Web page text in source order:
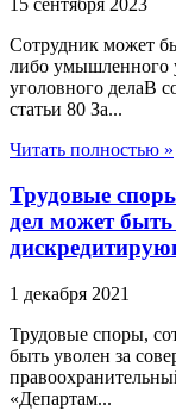
Сотрудник может
либо умышленного
уголовного делаВ
статьи 80 За...
Читать полностью »
Трудовые
дел может быть
1 декабря 2021
Трудовые споры,
быть уволен за
«Департам...